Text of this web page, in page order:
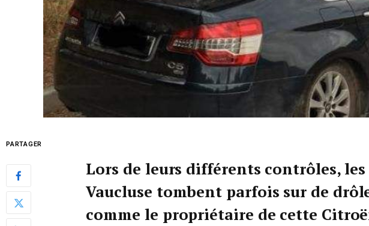
PARTAGER
Lors de leurs différents contrôles,
Vaucluse tombent parfois sur de
comme le propriétaire de cette